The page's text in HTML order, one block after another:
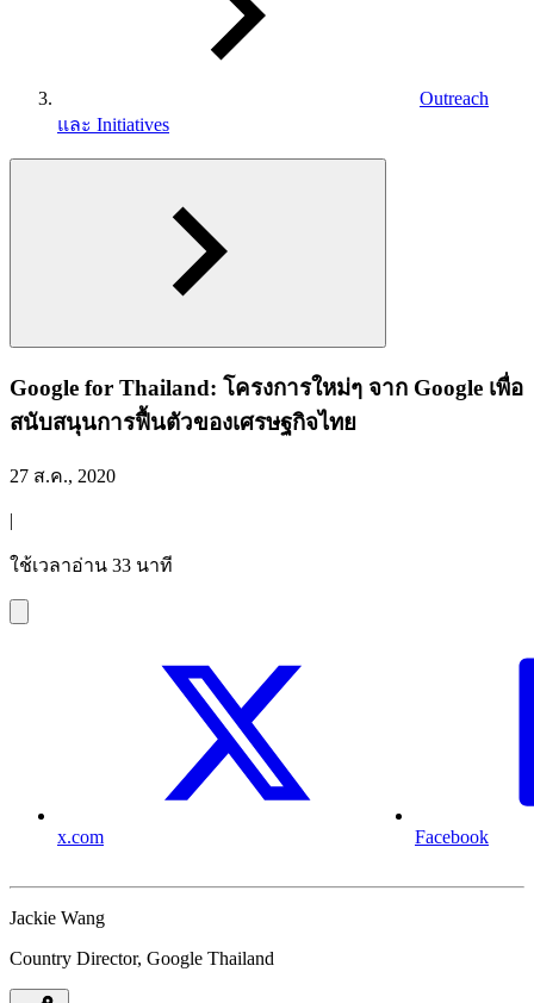
Outreach
และ Initiatives
Google for Thailand: โครงการใหม่ๆ จาก Google เพื่อ
สนับสนุนการฟื้นตัวของเศรษฐกิจไทย
27 ส.ค., 2020
|
ใช้เวลาอ่าน 33 นาที
x.com Facebook
Jackie Wang
Country Director, Google Thailand